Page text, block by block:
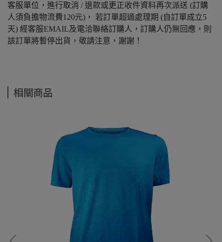
客服單位，進行取消 / 退款或更正收件資料再次派送 (訂購
人須負擔物流費120元)， 若訂單超過處理期 (自訂單成立5
天) 經客服EMAIL及電洽聯絡訂購人，訂購人仍無回應，則
該訂單將暫停出貨，敬請注意，謝謝！
相關商品